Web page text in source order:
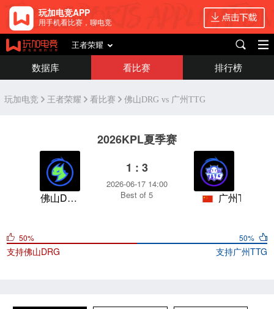
玩加电竞APP
用手机看比赛，聊电竞
王者荣耀
数据库 看比赛 排行榜
玩加电竞 王者荣耀 看比赛 佛山DRG vs 广州TTG
2026KPL夏季赛
佛山DRG
1 : 3
2026-06-17 14:00
Best of 5
广州TTG
50%
支持广州TTG
50%
支持佛山DRG